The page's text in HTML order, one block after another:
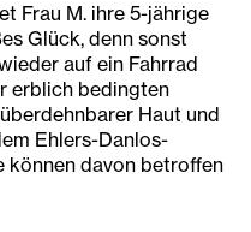
Frau M. ihre 5-jährige
Glück, denn sonst
auf ein Fahrrad
erblich bedingten
Haut und
Ehlers-Danlos-
können davon betroffen